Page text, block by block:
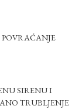
SIRENU I
TRUBLJENJE